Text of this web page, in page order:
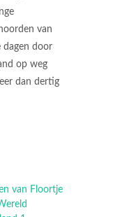
van
dagen door
op weg
dan dertig
van Floortje